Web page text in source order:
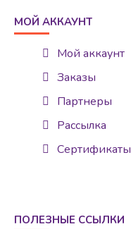
МОЙ АККАУНТ
Мой аккаунт
Заказы
Партнеры
Рассылка
Сертификаты
ПОЛЕЗНЫЕ ССЫЛКИ